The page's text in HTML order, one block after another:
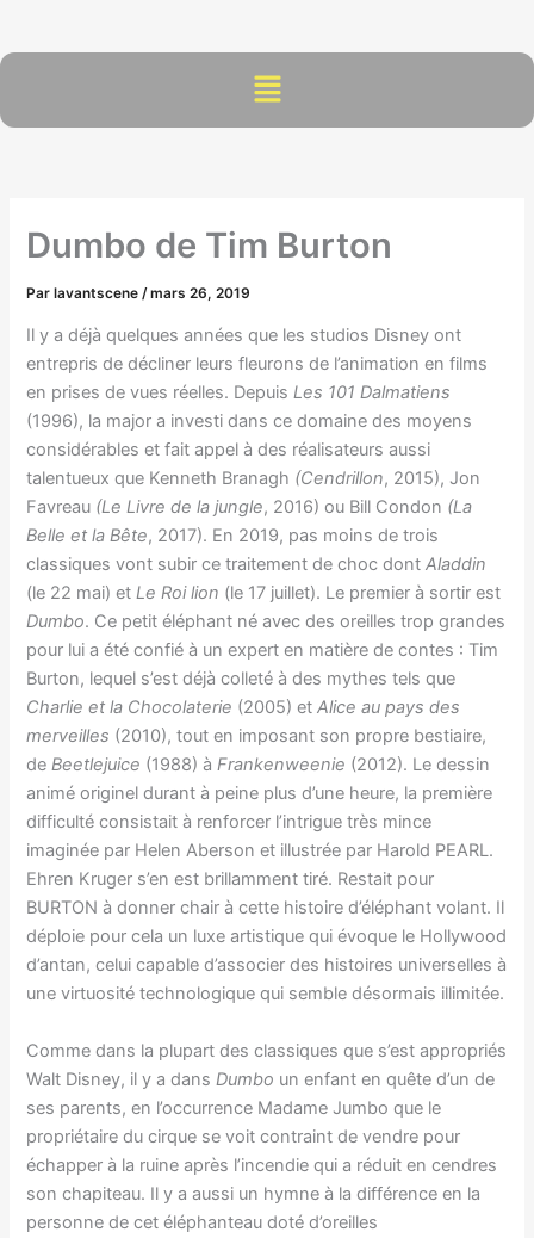
contenu
Menu
Dumbo de Tim Burton
Parlavantscene /mars 26, 2019
Il y a déjà quelques années que les studios Disney ont
entrepris de décliner leurs fleurons de l’animation en films
en prises de vues réelles. DepuisLes 101 Dalmatiens
(1996), la major a investi dans ce domaine des moyens
considérables et fait appel à des réalisateurs aussi
talentueux que Kenneth Branagh (Cendrillon, 2015), Jon
Favreau (Le Livre de la jungle, 2016) ou Bill Condon (La
Belle et la Bête, 2017). En 2019, pas moins de trois
classiques vont subir ce traitement de choc dontAladdin
(le 22 mai) etLe Roi lion (le 17 juillet). Le premier à sortir est
Dumbo. Ce petit éléphant né avec des oreilles trop grandes
pour lui a été confié à un expert en matière de contes : Tim
Burton, lequel s’est déjà colleté à des mythes tels que
Charlie et la Chocolaterie (2005) etAlice au pays des
merveilles (2010), tout en imposant son propre bestiaire,
deBeetlejuice (1988) àFrankenweenie (2012). Le dessin
animé originel durant à peine plus d’une heure, la première
difficulté consistait à renforcer l’intrigue très mince
imaginée par Helen Aberson et illustrée par Harold PEARL.
Ehren Kruger s’en est brillamment tiré. Restait pour
BURTON à donner chair à cette histoire d’éléphant volant. Il
déploie pour cela un luxe artistique qui évoque le Hollywood
d’antan, celui capable d’associer des histoires universelles à
une virtuosité technologique qui semble désormais illimitée.
Comme dans la plupart des classiques que s’est appropriés
Walt Disney, il y a dans Dumbo un enfant en quête d’un de
ses parents, en l’occurrence Madame Jumbo que le
propriétaire du cirque se voit contraint de vendre pour
échapper à la ruine après l’incendie qui a réduit en cendres
son chapiteau. Il y a aussi un hymne à la différence en la
personne de cet éléphanteau doté d’oreilles